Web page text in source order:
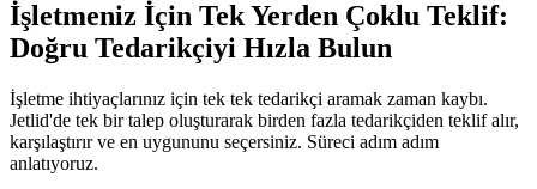
İşletmeniz İçin Tek Yerden Çoklu Teklif:
Doğru Tedarikçiyi Hızla Bulun
İşletme ihtiyaçlarınız için tek tek tedarikçi aramak zaman kaybı.
Jetlid'de tek bir talep oluşturarak birden fazla tedarikçiden teklif alır,
karşılaştırır ve en uygununu seçersiniz. Süreci adım adım
anlatıyoruz.